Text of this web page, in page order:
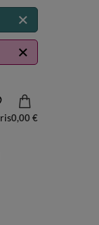
0,00 €